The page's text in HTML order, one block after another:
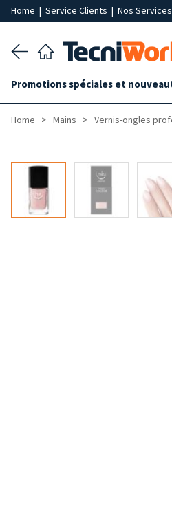
Home | Service Clients | Nos Services
Promotions spéciales et
Home Mains Vernis-ongles